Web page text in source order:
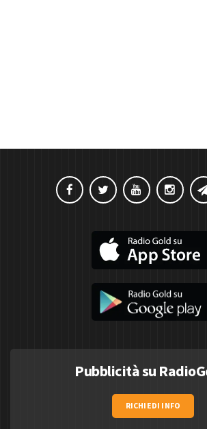
Pubblicità su
RICHIEDI INFO